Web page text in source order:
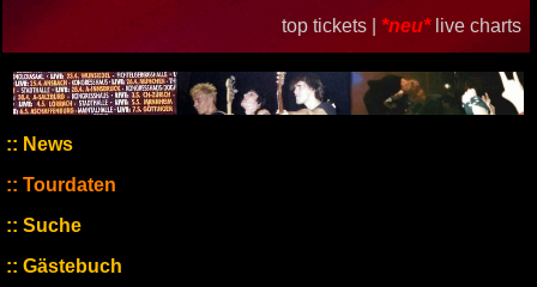
top tickets | *neu* live charts
News
Tourdaten
Suche
Gästebuch